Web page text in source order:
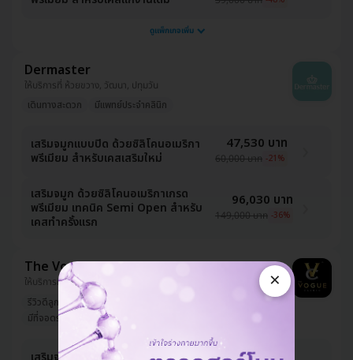
ดูแพ็กเกจเพิ่ม
Dermaster
ให้บริการที่ ห้วยขวาง, วัฒนา, ปทุมวัน
เดินทางสะดวก
มีแพทย์ประจำคลินิก
เสริมจมูกแบบปิด ด้วยซิลิโคนอเมริกา
พรีเมียม สำหรับเคสเสริมใหม่
47,530 บาท
60,000 บาท -21%
เสริมจมูก ด้วยซิลิโคนอเมริกาเกรด
พรีเมียม เทคนิค Semi Open สำหรับ
เคสทำครั้งแรก
96,030 บาท
149,000 บาท -36%
The Vogue Clinic
ให้บริการที่ ชลบุรี
รีวิวดีลูกค้ารัก
มีแพทย์ประจำคลินิก
มีที่จอดรถมากกว่า 3 คัน
19,303 บาท
×